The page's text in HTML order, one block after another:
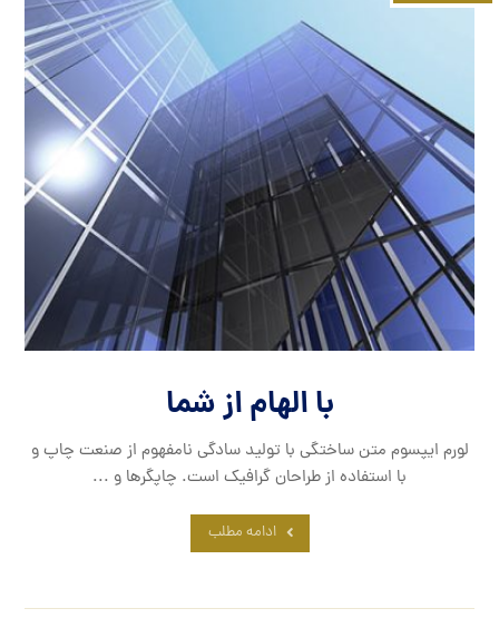
با الهام از شما
لورم ایپسوم متن ساختگی با تولید سادگی نامفهوم از صنعت چاپ و
با استفاده از طراحان گرافیک است. چاپگرها و ...
ادامه مطلب